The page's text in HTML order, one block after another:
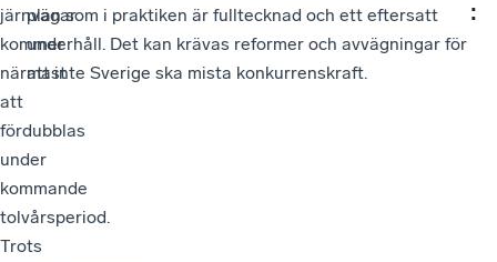
järnvägar
kommer
närmast
att
fördubblas
under
kommande
tolvårsperiod.
Trots
plan som i praktiken är fulltecknad och ett eftersatt
underhåll. Det kan krävas reformer och avvägningar för
att inte Sverige ska mista konkurrenskraft.
: